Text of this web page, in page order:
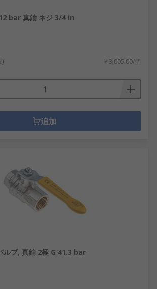
bar 真鍮 ネジ 3/4 in
) ￥3,005.00/個
追加
ルブ, 真鍮 2極 G 41.3 bar